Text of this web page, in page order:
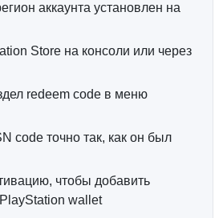
и полных изданий игр
PlayStation Plus
пропусков и расширений
внутриигровой валюты и
Кодов
отправляется в цифровом виде
успешной оплаты. Код
электронной почты и может
словацкой учетной
аккаунта установлен на
Store на консоли или через
redeem code в меню
code точно так, как он был
чтобы добавить
wallet